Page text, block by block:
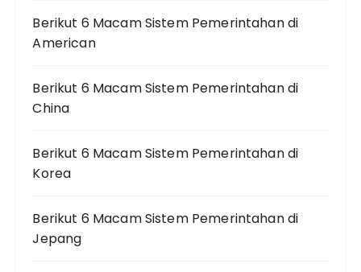
Berikut 6 Macam Sistem Pemerintahan di
American
Berikut 6 Macam Sistem Pemerintahan di
China
Berikut 6 Macam Sistem Pemerintahan di
Korea
Berikut 6 Macam Sistem Pemerintahan di
Jepang